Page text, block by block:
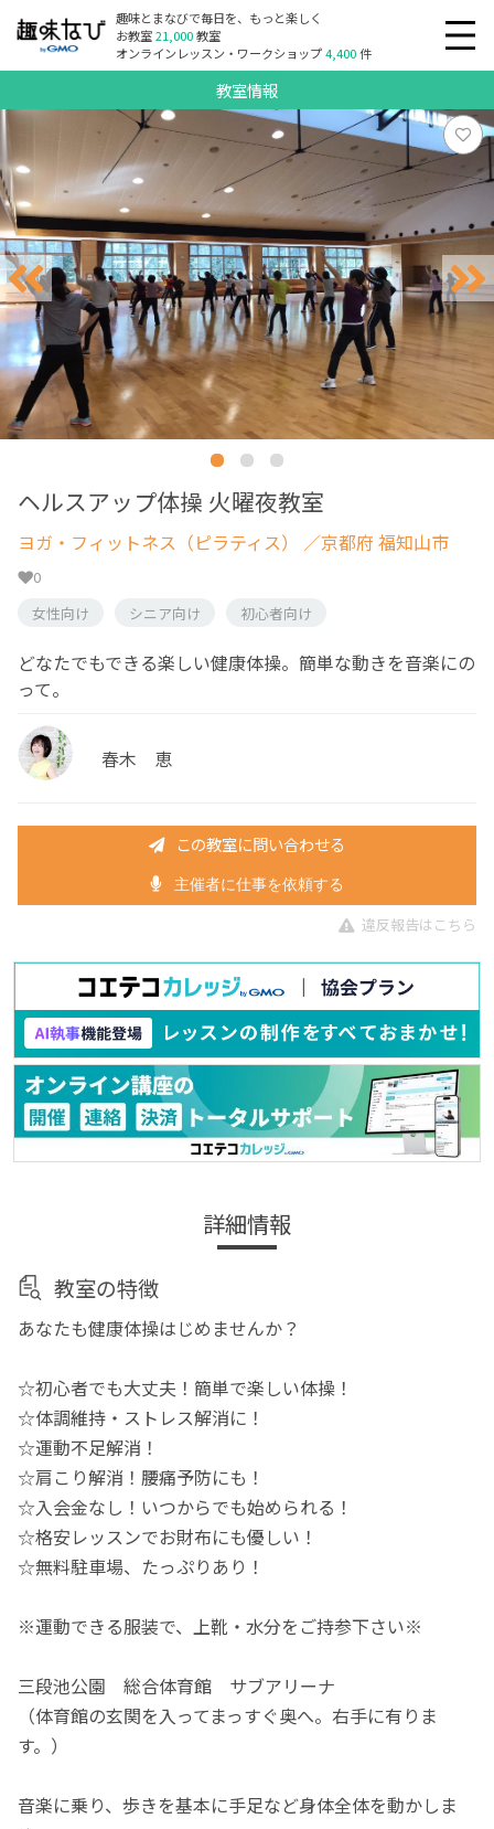
趣味とまなびで毎日を、もっと楽しく
お教室21,000教室
オンラインレッスン・ワークショップ4,400件
教室情報
ヘルスアップ体操 火曜夜教室
ヨガ・フィットネス（ピラティス） ／京都府 福知山市
0
女性向け
シニア向け 初心者向け
どなたでもできる楽しい健康体操。簡単な動きを音楽にの
って。
春木 恵
この教室に問い合わせる
主催者に仕事を依頼する
違反報告はこちら
詳細情報
教室の特徴
あなたも健康体操はじめませんか？
☆初心者でも大丈夫！簡単で楽しい体操！
☆体調維持・ストレス解消に！
☆運動不足解消！
☆肩こり解消！腰痛予防にも！
☆入会金なし！いつからでも始められる！
☆格安レッスンでお財布にも優しい！
☆無料駐車場、たっぷりあり！
※運動できる服装で、上靴・水分をご持参下さい※
三段池公園 総合体育館 サブアリーナ
（体育館の玄関を入ってまっすぐ奥へ。右手に有りま
す。）
音楽に乗り、歩きを基本に手足など身体全体を動かしま